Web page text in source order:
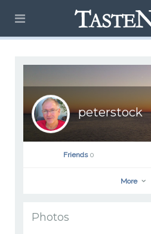
peterstock
peterstock
Friends 0
More
Photos